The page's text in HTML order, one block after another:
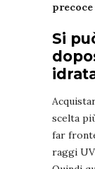
precoce
Si
scelta
far
raggi